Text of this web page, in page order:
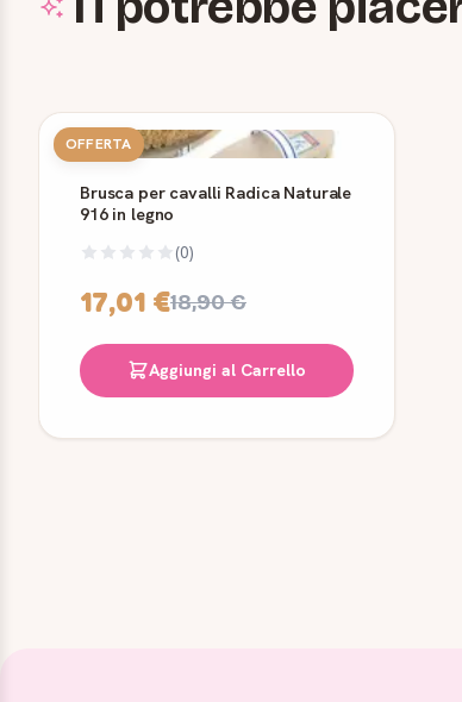
OFFERTA
Brusca per cavalli Radica Naturale
916 in legno
(0)
17,01 €18,90 €
Aggiungi al Carrello